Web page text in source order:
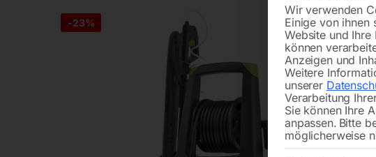
-23%
Wir verwenden
Einige von ihnen
Website und Ihre
können
Anzeigen und
Weitere
unserer
Verarbeitung
Sie können Ihre
anpassen. Bitte
möglicherweise